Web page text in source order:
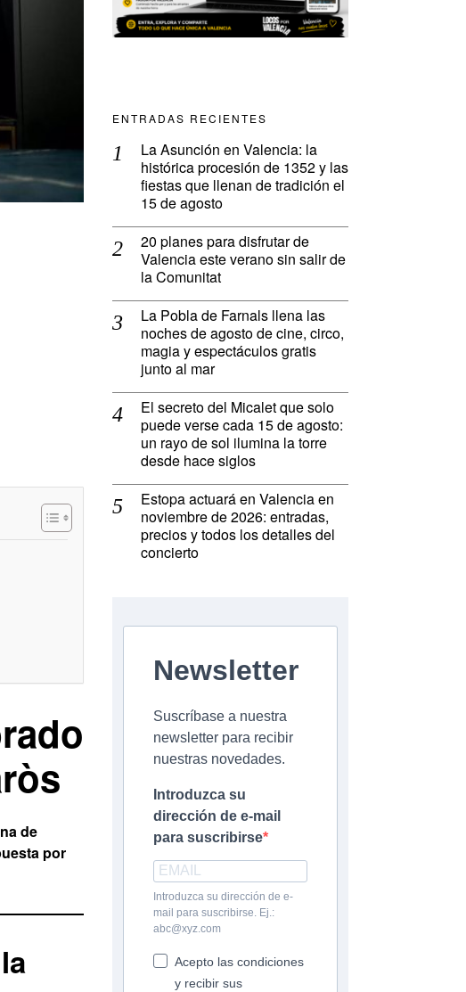
de
por
ENTRADAS RECIENTES
La Asunción en Valencia: la
histórica procesión de 1352 y las
fiestas que llenan de tradición el
15 de agosto
20 planes para disfrutar de
Valencia este verano sin salir de
la Comunitat
La Pobla de Farnals llena las
noches de agosto de cine, circo,
magia y espectáculos gratis
junto al mar
El secreto del Micalet que solo
puede verse cada 15 de agosto:
un rayo de sol ilumina la torre
desde hace siglos
Estopa actuará en Valencia en
noviembre de 2026: entradas,
precios y todos los detalles del
concierto
Newsletter
Suscríbase a nuestra
newsletter para recibir
nuestras novedades.
Introduzca su
dirección de e-mail
para suscribirse
Introduzca su dirección de e-
mail para suscribirse. Ej.:
abc@xyz.com
Acepto las condiciones
y recibir sus